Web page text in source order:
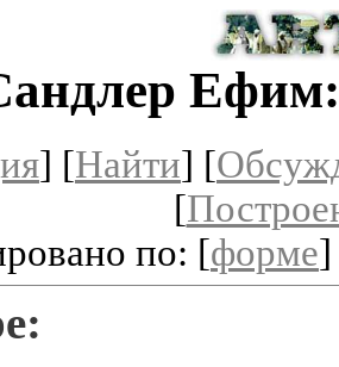
] [Найти] [
[
по: [форме